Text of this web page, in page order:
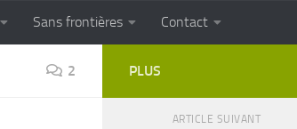
Cuisine populaire des terroirs
Sans frontières Contact
2 PLUS
ARTICLE SUIVANT